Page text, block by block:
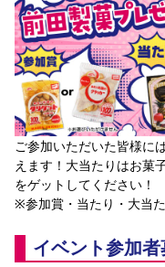
よくある質問
よくある質問
関連団体/施設
長居公園 セレッソフット
セレッソスポーツパーク舞
セレッソ大阪アカデミー
大人のサッカースクール
ご参加いただいた皆様に
えます！大当たりはお菓
をゲットしてください！
※参加賞・当たり・大当
イベント参加